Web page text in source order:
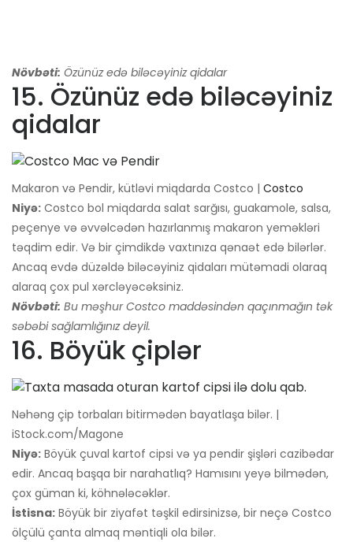
Növbəti: Özünüz edə biləcəyiniz qidalar
15. Özünüz edə biləcəyiniz
qidalar
Makaron və Pendir, kütləvi miqdarda Costco | Costco
Niyə: Costco bol miqdarda salat sarğısı, guakamole, salsa,
peçenye və əvvəlcədən hazırlanmış makaron yeməkləri
təqdim edir. Və bir çimdikdə vaxtınıza qənaət edə bilərlər.
Ancaq evdə düzəldə biləcəyiniz qidaları mütəmadi olaraq
alaraq çox pul xərcləyəcəksiniz.
Növbəti: Bu məşhur Costco maddəsindən qaçınmağın tək
səbəbi sağlamlığınız deyil.
16. Böyük çiplər
Nəhəng çip torbaları bitirmədən bayatlaşa bilər. |
iStock.com/Magone
Niyə: Böyük çuval kartof cipsi və ya pendir şişləri cazibədar
edir. Ancaq başqa bir narahatlıq? Hamısını yeyə bilmədən,
çox güman ki, köhnələcəklər.
İstisna: Böyük bir ziyafət təşkil edirsinizsə, bir neçə Costco
ölçülü çanta almaq məntiqli ola bilər.